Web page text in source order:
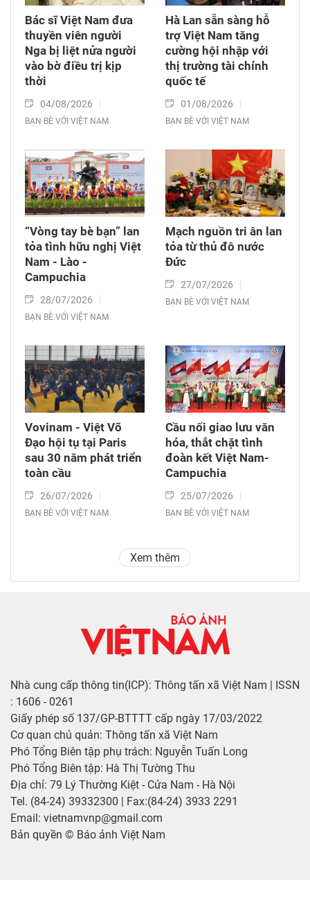
Bác sĩ Việt Nam đưa
thuyền viên người
Nga bị liệt nửa người
vào bờ điều trị kịp
thời
04/08/2026
BẠN BÈ VỚI VIỆT NAM
Hà Lan sẵn sàng hỗ
trợ Việt Nam tăng
cường hội nhập với
thị trường tài chính
quốc tế
01/08/2026
BẠN BÈ VỚI VIỆT NAM
“Vòng tay bè bạn” lan
tỏa tình hữu nghị Việt
Nam - Lào -
Campuchia
28/07/2026
BẠN BÈ VỚI VIỆT NAM
Mạch nguồn tri ân lan
tỏa từ thủ đô nước
Đức
27/07/2026
BẠN BÈ VỚI VIỆT NAM
Vovinam - Việt Võ
Đạo hội tụ tại Paris
sau 30 năm phát triển
toàn cầu
26/07/2026
BẠN BÈ VỚI VIỆT NAM
Cầu nối giao lưu văn
hóa, thắt chặt tình
đoàn kết Việt Nam-
Campuchia
25/07/2026
BẠN BÈ VỚI VIỆT NAM
Xem thêm
Nhà cung cấp thông tin(ICP): Thông tấn xã Việt Nam | ISSN
: 1606 - 0261
Giấy phép số 137/GP-BTTTT cấp ngày 17/03/2022
Cơ quan chủ quản: Thông tấn xã Việt Nam
Phó Tổng Biên tập phụ trách: Nguyễn Tuấn Long
Phó Tổng Biên tập: Hà Thị Tường Thu
Địa chỉ: 79 Lý Thường Kiệt - Cửa Nam - Hà Nội
Tel. (84-24) 39332300 | Fax:(84-24) 3933 2291
Email: vietnamvnp@gmail.com
Bản quyền © Báo ảnh Việt Nam